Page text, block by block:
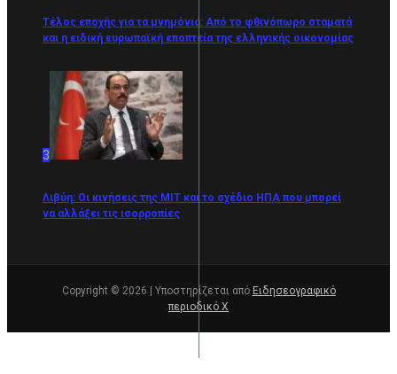
Τέλος εποχής για τα μνημόνια: Από το φθινόπωρο σταματά
και η ειδική ευρωπαϊκή εποπτεία της ελληνικής οικονομίας
3
Λιβύη: Οι κινήσεις της ΜΙΤ και το σχέδιο ΗΠΑ που μπορεί
να αλλάξει τις ισορροπίες
Copyright © 2026 | Υποστηρίζεται από Ειδησεογραφικό
περιοδικό Χ